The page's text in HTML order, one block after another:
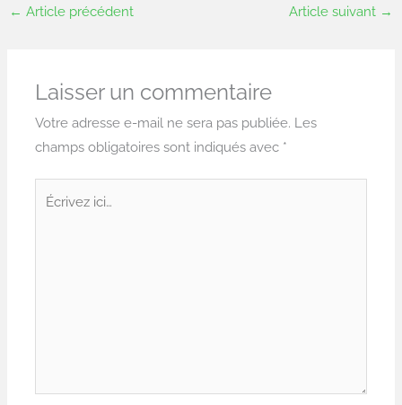
← Article précédent Article suivant →
Laisser un commentaire
Votre adresse e-mail ne sera pas publiée. Les
champs obligatoires sont indiqués avec *